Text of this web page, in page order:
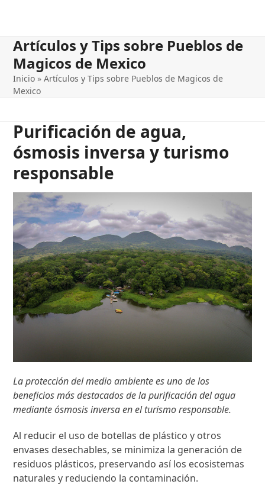
Artículos y Tips sobre Pueblos de
Magicos de Mexico
Inicio »Artículos y Tips sobre Pueblos de Magicos de
Mexico
Purificación de agua,
ósmosis inversa y turismo
responsable
La protección del medio ambiente es uno de los
beneficios más destacados de la purificación del agua
mediante ósmosis inversa en el turismo responsable.
Al reducir el uso de botellas de plástico y otros
envases desechables, se minimiza la generación de
residuos plásticos, preservando así los ecosistemas
naturales y reduciendo la contaminación.